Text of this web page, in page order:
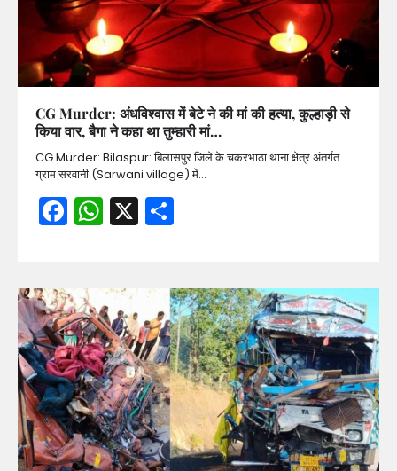
CG Murder: अंधविश्वास में बेटे ने की मां की हत्या, कुल्हाड़ी से
किया वार, बैगा ने कहा था तुम्हारी मां…
CG Murder: Bilaspur: बिलासपुर जिले के चकरभाठा थाना क्षेत्र अंतर्गत
ग्राम सरवानी (Sarwani village) में…
Facebook
WhatsApp
X